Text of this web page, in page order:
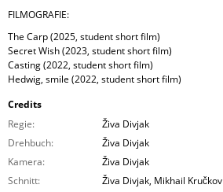
FILMOGRAFIE:
The Carp (2025, student short film)
Secret Wish (2023, student short film)
Casting (2022, student short film)
Hedwig, smile (2022, student short film)
Credits
Regie:
Živa Divjak
Drehbuch:
Živa Divjak
Kamera:
Živa Divjak
Schnitt:
Živa Divjak, Mikhail Kručkov